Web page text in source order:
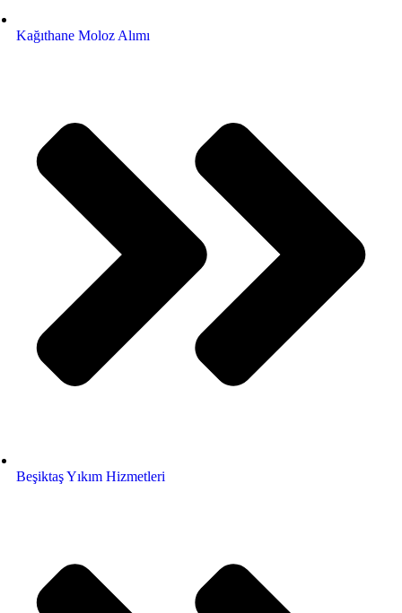
Kağıthane Moloz Alımı
Beşiktaş Yıkım Hizmetleri